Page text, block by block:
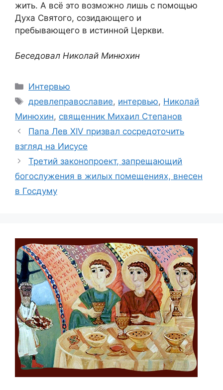
жить. А всё это возможно лишь с помощью
Духа Святого, созидающего и
пребывающего в истинной Церкви.
Беседовал Николай Минюхин
Рубрики
Интервью
Метки
древлеправославие, интервью, Николай
Минюхин, священник Михаил Степанов
Папа Лев XIV призвал сосредоточить
взгляд на Иисусе
Третий законопроект, запрещающий
богослужения в жилых помещениях, внесен
в Госдуму